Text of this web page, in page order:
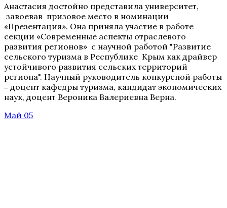
Анастасия достойно представила университет,
завоевав призовое место в номинации
«Презентация». Она приняла участие в работе
секции «Современные аспекты отраслевого
развития регионов» с научной работой "Развитие
сельского туризма в Республике Крым как драйвер
устойчивого развития сельских территорий
региона". Научный руководитель конкурсной работы
‒ доцент кафедры туризма, кандидат экономических
наук, доцент Вероника Валериевна Верна.
Май 05